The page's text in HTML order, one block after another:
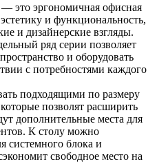
это эргономичная офисная
и функциональность,
и дизайнерские взгляды.
ряд серии позволяет
и оборудовать
с потребностями каждого
подходящими по размеру
позволят расширить
дополнительные места для
К столу можно
системного блока и
свободное место на